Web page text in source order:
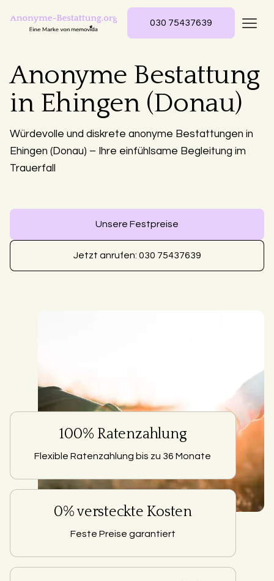
030 75437639
Anonyme Bestattung
in Ehingen (Donau)
Würdevolle und diskrete anonyme Bestattungen in
Ehingen (Donau) – Ihre einfühlsame Begleitung im
Trauerfall
Unsere Festpreise
Jetzt anrufen: 030 75437639
100% Ratenzahlung
Flexible Ratenzahlung bis zu 36 Monate
0% versteckte Kosten
Feste Preise garantiert